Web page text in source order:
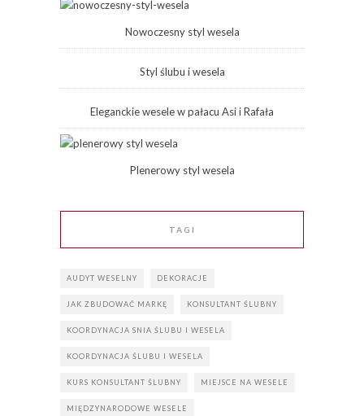
Nowoczesny styl wesela
Styl ślubu i wesela
Eleganckie wesele w pałacu Asi i Rafała
Plenerowy styl wesela
TAGI
AUDYT WESELNY DEKORACJE
JAK ZBUDOWAĆ MARKĘ KONSULTANT ŚLUBNY
KOORDYNACJA SNIA ŚLUBU I WESELA
KOORDYNACJA ŚLUBU I WESELA
KURS KONSULTANT ŚLUBNY MIEJSCE NA WESELE
MIĘDZYNARODOWE WESELE